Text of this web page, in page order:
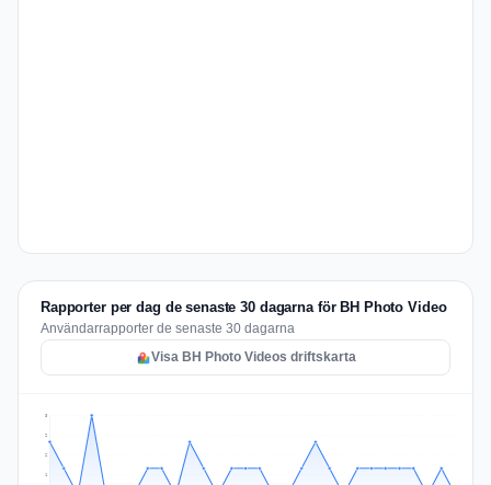
Rapporter per dag de senaste 30 dagarna för BH Photo Video
Användarrapporter de senaste 30 dagarna
Visa BH Photo Videos driftskarta
1
2
2
3